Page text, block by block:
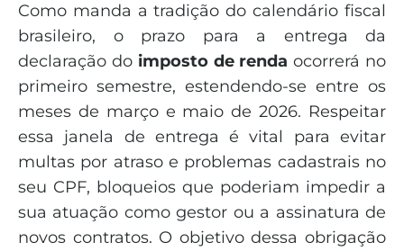
Como manda a tradição do calendário fiscal
brasileiro, o prazo para a entrega da
declaração do imposto de renda ocorrerá no
primeiro semestre, estendendo-se entre os
meses de março e maio de 2026. Respeitar
essa janela de entrega é vital para evitar
multas por atraso e problemas cadastrais no
seu CPF, bloqueios que poderiam impedir a
sua atuação como gestor ou a assinatura de
novos contratos. O objetivo dessa obrigação